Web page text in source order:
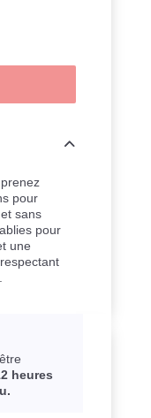
pour
sans
pour
une
heures